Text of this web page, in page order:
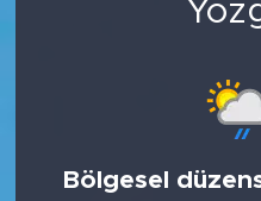
Bölgesel